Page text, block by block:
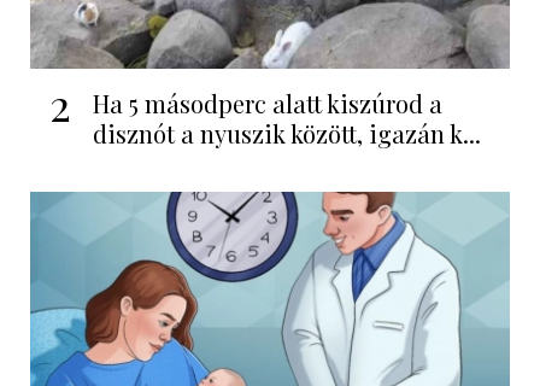
2
Ha 5 másodperc alatt kiszúrod a
disznót a nyuszik között, igazán k...